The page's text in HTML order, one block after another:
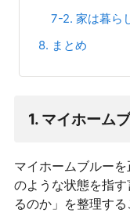
7-2. 家は暮ら
8. まとめ
1. マイホーム
マイホームブルー
のような状態を指
るのか」を整理する